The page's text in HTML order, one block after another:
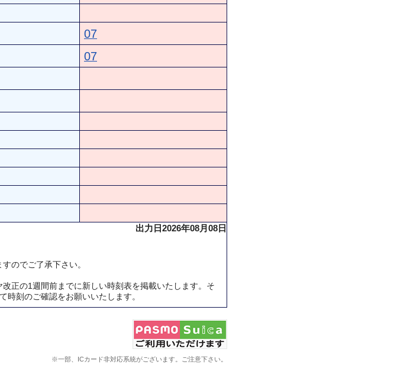
07
07
出力日2026年08月08日
のでご了承下さい。
正の1週間前までに新しい時刻表を掲載いたします。そ
時刻のご確認をお願いいたします。
※一部、ICカード非対応系統がございます。ご注意下さい。